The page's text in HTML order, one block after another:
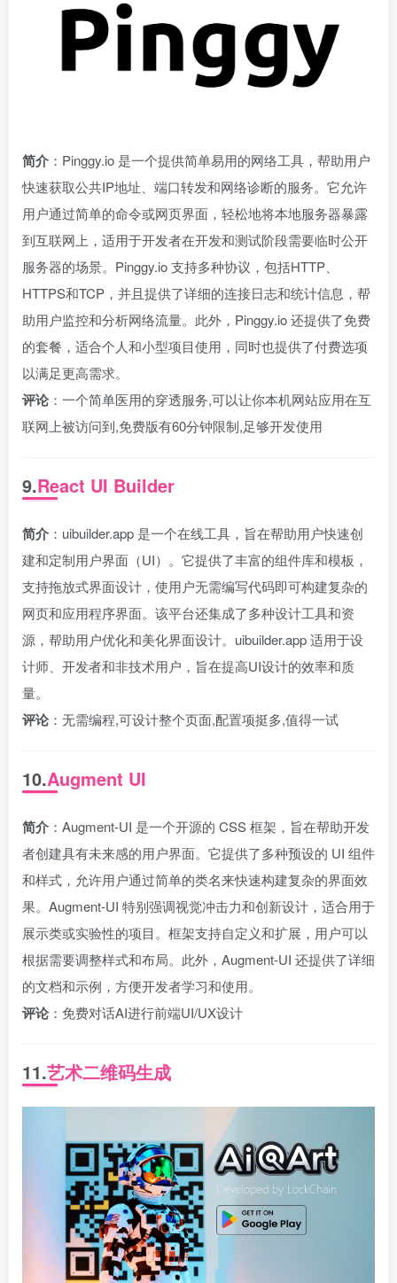
简介 ：Pinggy.io 是一个提供简单易用的网络工具，帮助用户
快速获取公共IP地址、端口转发和网络诊断的服务。它允许
用户通过简单的命令或网页界面，轻松地将本地服务器暴露
到互联网上，适用于开发者在开发和测试阶段需要临时公开
服务器的场景。Pinggy.io 支持多种协议，包括HTTP、
HTTPS和TCP，并且提供了详细的连接日志和统计信息，帮
助用户监控和分析网络流量。此外，Pinggy.io 还提供了免费
的套餐，适合个人和小型项目使用，同时也提供了付费选项
以满足更高需求。
评论：一个简单医用的穿透服务,可以让你本机网站应用在互
联网上被访问到,免费版有60分钟限制,足够开发使用
9.React UI Builder
简介 ：uibuilder.app 是一个在线工具，旨在帮助用户快速创
建和定制用户界面（UI）。它提供了丰富的组件库和模板，
支持拖放式界面设计，使用户无需编写代码即可构建复杂的
网页和应用程序界面。该平台还集成了多种设计工具和资
源，帮助用户优化和美化界面设计。uibuilder.app 适用于设
计师、开发者和非技术用户，旨在提高UI设计的效率和质
量。
评论：无需编程,可设计整个页面,配置项挺多,值得一试
10.Augment UI
简介 ：Augment-UI 是一个开源的 CSS 框架，旨在帮助开发
者创建具有未来感的用户界面。它提供了多种预设的 UI 组件
和样式，允许用户通过简单的类名来快速构建复杂的界面效
果。Augment-UI 特别强调视觉冲击力和创新设计，适合用于
展示类或实验性的项目。框架支持自定义和扩展，用户可以
根据需要调整样式和布局。此外，Augment-UI 还提供了详细
的文档和示例，方便开发者学习和使用。
评论：免费对话AI进行前端UI/UX设计
11.艺术二维码生成